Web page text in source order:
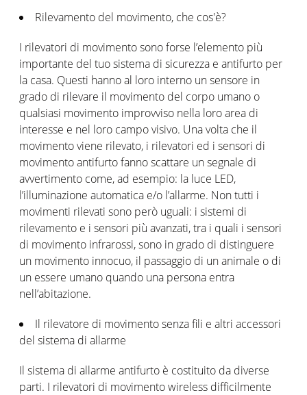
Rilevamento del movimento, che cos'è?
I rilevatori di movimento sono forse l’elemento più
importante del tuo sistema di sicurezza e antifurto per
la casa. Questi hanno al loro interno un sensore in
grado di rilevare il movimento del corpo umano o
qualsiasi movimento improvviso nella loro area di
interesse e nel loro campo visivo. Una volta che il
movimento viene rilevato, i rilevatori ed i sensori di
movimento antifurto fanno scattare un segnale di
avvertimento come, ad esempio: la luce LED,
l’illuminazione automatica e/o l’allarme. Non tutti i
movimenti rilevati sono però uguali: i sistemi di
rilevamento e i sensori più avanzati, tra i quali i sensori
di movimento infrarossi, sono in grado di distinguere
un movimento innocuo, il passaggio di un animale o di
un essere umano quando una persona entra
nell’abitazione.
Il rilevatore di movimento senza fili e altri accessori
del sistema di allarme
Il sistema di allarme antifurto è costituito da diverse
parti. I rilevatori di movimento wireless difficilmente